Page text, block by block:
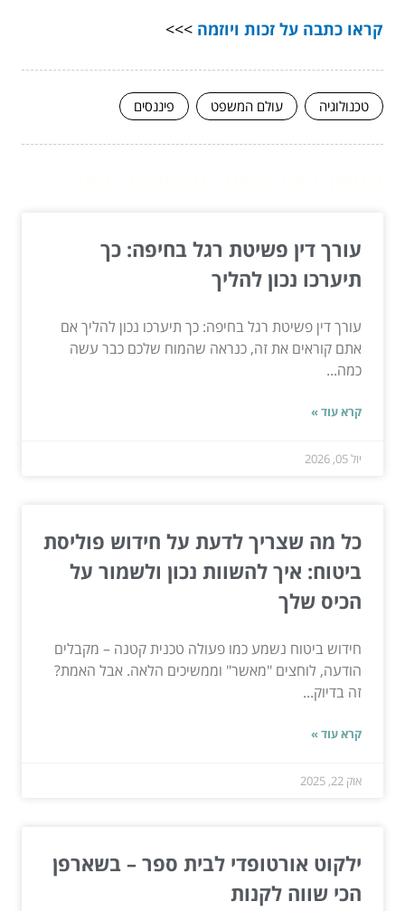
קראו כתבה על זכות ויוזמה >>>
טכנולוגיה עולם המשפט פיננסים
עורך דין פשיטת רגל בחיפה: כך
תיערכו נכון להליך
עורך דין פשיטת רגל בחיפה: כך תיערכו נכון להליך אם
אתם קוראים את זה, כנראה שהמוח שלכם כבר עשה
כמה...
קרא עוד »
יול 05, 2026
כל מה שצריך לדעת על חידוש פוליסת
ביטוח: איך להשוות נכון ולשמור על
הכיס שלך
חידוש ביטוח נשמע כמו פעולה טכנית קטנה – מקבלים
הודעה, לוחצים "מאשר" וממשיכים הלאה. אבל האמת?
זה בדיוק...
קרא עוד »
אוק 22, 2025
ילקוט אורטופדי לבית ספר – בשארפן
הכי שווה לקנות